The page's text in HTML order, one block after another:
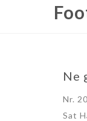
Ne
Nr.
Sat